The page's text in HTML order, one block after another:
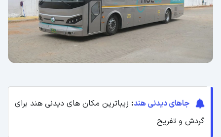
جاهای دیدنی هند: زیباترین مکان های دیدنی هند برای
گردش و تفریح